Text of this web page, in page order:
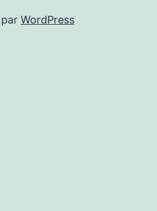
WordPress